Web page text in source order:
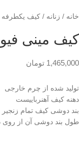
خانه زنانه کیف یکطرفه
کیف مینی فیورا
1,465,000 تومان
تولید شده از چرم خارجی
دهنه کیف آهنرباییست
بند دوشی کیف تمام
طول بند دوشی آن از روی دوش تقریبا 57